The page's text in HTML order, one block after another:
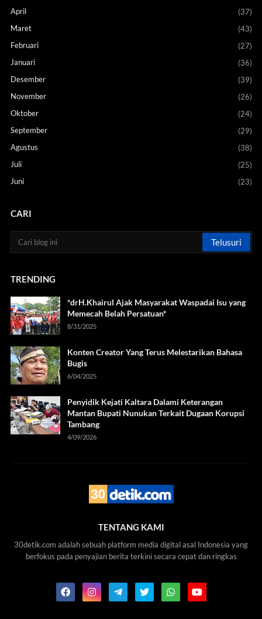
April
(37)
Maret
(43)
Februari
(27)
Januari
(36)
Desember
(39)
November
(26)
Oktober
(24)
September
(29)
Agustus
(38)
Juli
(25)
Juni
(23)
CARI
TRENDING
*drH.Khairul Ajak Masyarakat Waspadai Isu yang
Memecah Belah Persatuan*
8/31/2025
Konten Creator Yang Terus Melestarikan Bahasa
Bugis
6/04/2025
Penyidik Kejati Kaltara Dalami Keterangan
Mantan Bupati Nunukan Terkait Dugaan Korupsi
Tambang
4/09/2026
TENTANG KAMI
30detik.com adalah sebuah platform media digital asal Indonesia yang
berfokus pada penyajian berita terkini secara cepat dan ringkas